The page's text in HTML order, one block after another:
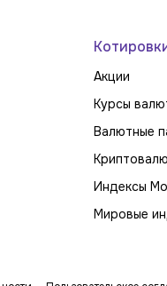
Акции
Курсы
Валютные
Индексы
Мировые